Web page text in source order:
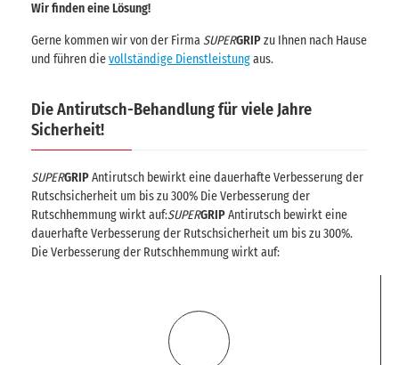
Wir finden eine Lösung!
Gerne kommen wir von der Firma SUPERGRIPzu Ihnen nach Hause
und führen dievollständige Dienstleistungaus.
Die Antirutsch-Behandlung für viele Jahre
Sicherheit!
SUPERGRIPAntirutsch bewirkt eine dauerhafte Verbesserung der
Rutschsicherheit um bis zu 300% Die Verbesserung der
Rutschhemmung wirkt auf:SUPERGRIPAntirutsch bewirkt eine
dauerhafte Verbesserung der Rutschsicherheit um bis zu 300%.
Die Verbesserung der Rutschhemmung wirkt auf: